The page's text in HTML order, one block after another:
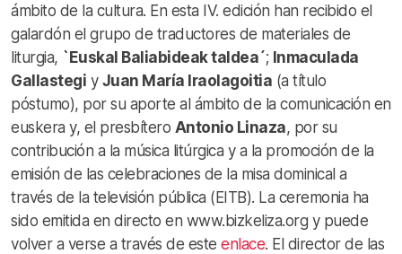
ámbito de la cultura. En esta IV. edición han recibido el
galardón el grupo de traductores de materiales de
liturgia, `Euskal Baliabideak taldea´; Inmaculada
Gallastegi y Juan María Iraolagoitia (a título
póstumo), por su aporte al ámbito de la comunicación en
euskera y, el presbítero Antonio Linaza, por su
contribución a la música litúrgica y a la promoción de la
emisión de las celebraciones de la misa dominical a
través de la televisión pública (EITB). La ceremonia ha
sido emitida en directo en www.bizkeliza.org y puede
volver a verse a través de este enlace. El director de las